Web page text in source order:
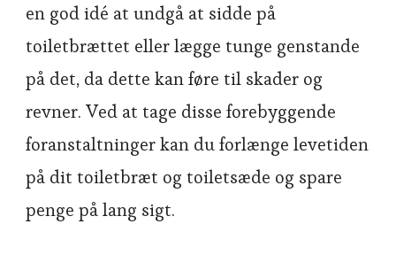
en god idé at undgå at sidde på
toiletbrættet eller lægge tunge genstande
på det, da dette kan føre til skader og
revner. Ved at tage disse forebyggende
foranstaltninger kan du forlænge levetiden
på dit toiletbræt og toiletsæde og spare
penge på lang sigt.